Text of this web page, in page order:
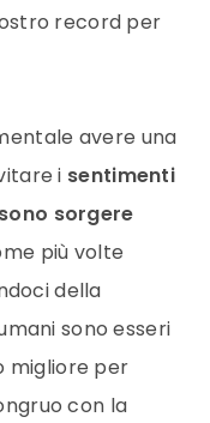
record per
avere una
i sentimenti
sorgere
più volte
della
sono esseri
migliore per
con la